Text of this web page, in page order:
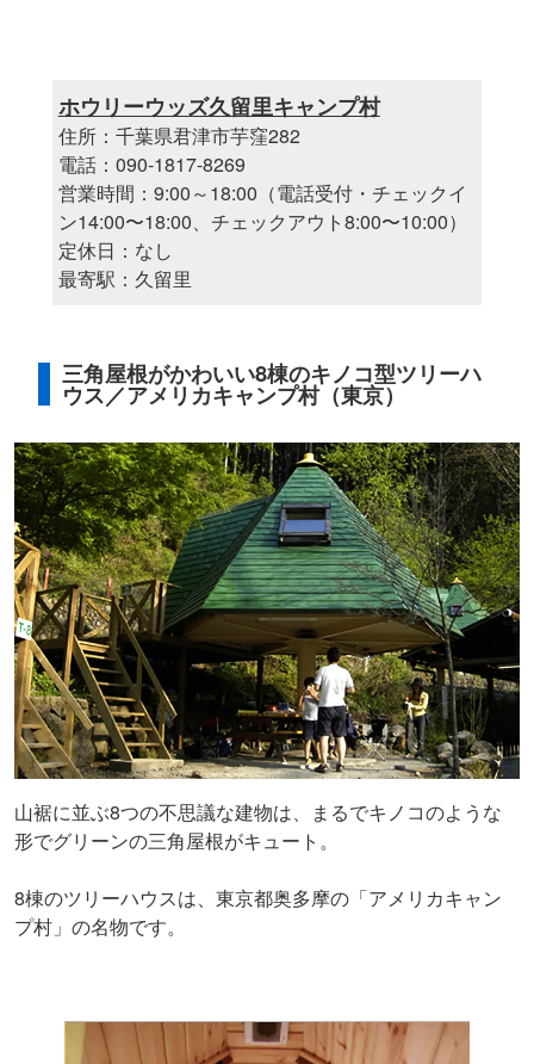
ホウリーウッズ久留里キャンプ村
住所：千葉県君津市芋窪282
電話：090-1817-8269
営業時間：9:00～18:00（電話受付・チェックイ
ン14:00〜18:00、チェックアウト8:00〜10:00）
定休日：なし
最寄駅：久留里
三角屋根がかわいい8棟のキノコ型ツリーハ
ウス／アメリカキャンプ村（東京）
山裾に並ぶ8つの不思議な建物は、まるでキノコのような
形でグリーンの三角屋根がキュート。
8棟のツリーハウスは、東京都奥多摩の「アメリカキャン
プ村」の名物です。